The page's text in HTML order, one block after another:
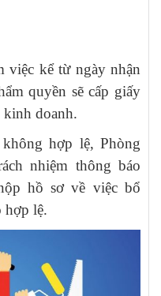
việc kể từ ngày nhận
quyền sẽ cấp giấy
kinh doanh.
hợp lệ, Phòng
nhiệm thông báo
hồ sơ về việc bổ
hợp lệ.